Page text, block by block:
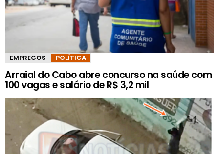
EMPREGOS POLÍTICA
Arraial do Cabo abre concurso na saúde com
100 vagas e salário de R$ 3,2 mil